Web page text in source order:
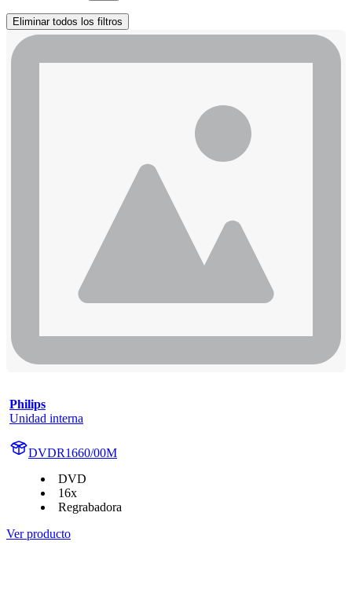
Eliminar todos los filtros
Philips
Unidad interna
DVDR1660/00M
DVD
16x
Regrabadora
Ver producto